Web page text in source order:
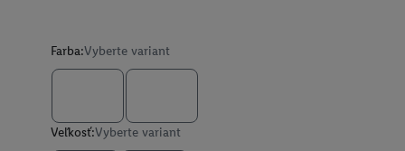
Farba:Vyberte variant
Veľkosť:Vyberte variant